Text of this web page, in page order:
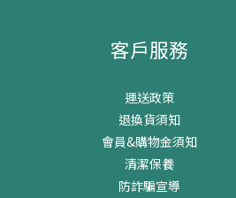
客戶服務
運送政策
退換貨須知
會員&購物金須知
清潔保養
防詐騙宣導